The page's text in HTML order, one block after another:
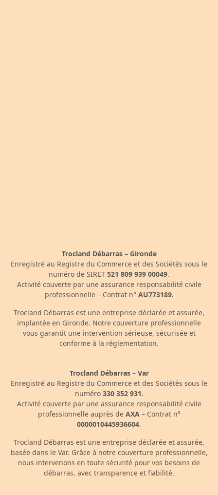
Trocland Débarras – Gironde
Enregistré au Registre du Commerce et des Sociétés sous le
numéro de SIRET 521 809 939 00049.
Activité couverte par une assurance responsabilité civile
professionnelle – Contrat n° AU773189.
Trocland Débarras est une entreprise déclarée et assurée,
implantée en Gironde. Notre couverture professionnelle
vous garantit une intervention sérieuse, sécurisée et
conforme à la réglementation.
Trocland Débarras – Var
Enregistré au Registre du Commerce et des Sociétés sous le
numéro 330 352 931.
Activité couverte par une assurance responsabilité civile
professionnelle auprès de AXA– Contrat n°
0000010445936604.
Trocland Débarras est une entreprise déclarée et assurée,
basée dans le Var. Grâce à notre couverture professionnelle,
nous intervenons en toute sécurité pour vos besoins de
débarras, avec transparence et fiabilité.